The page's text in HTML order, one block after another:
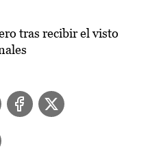
tras recibir el visto